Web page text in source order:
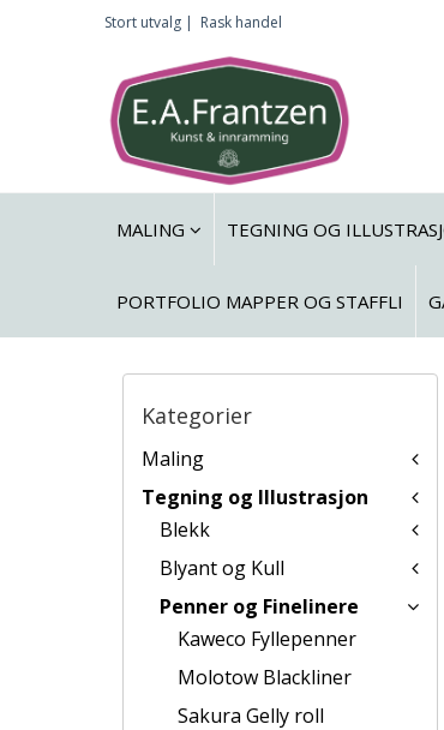
Stort utvalg | Rask handel
MALING TEGNING OG
PORTFOLIO MAPPER OG STAFFLI
Kategorier
Maling
Tegning og Illustrasjon
Blekk
Blyant og Kull
Penner og Finelinere
Kaweco Fyllepenner
Molotow Blackliner
Sakura Gelly roll